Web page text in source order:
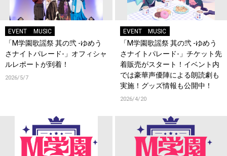
EVENT MUSIC
「M学園歌謡祭 其の弐 -ゆめう
さナイトパレード-」オフィシャ
ルレポートが到着！
2026/5/7
EVENT MUSIC
「M学園歌謡祭 其の弐 -ゆめう
さナイトパレード-」チケット先
着販売がスタート！イベント内
では豪華声優陣による朗読劇も
実施！グッズ情報も公開中！
2026/4/20